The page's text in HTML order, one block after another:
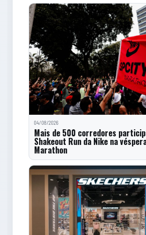
04/08/2026
Mais de 500 corredores
Shakeout Run da Nike na
Marathon